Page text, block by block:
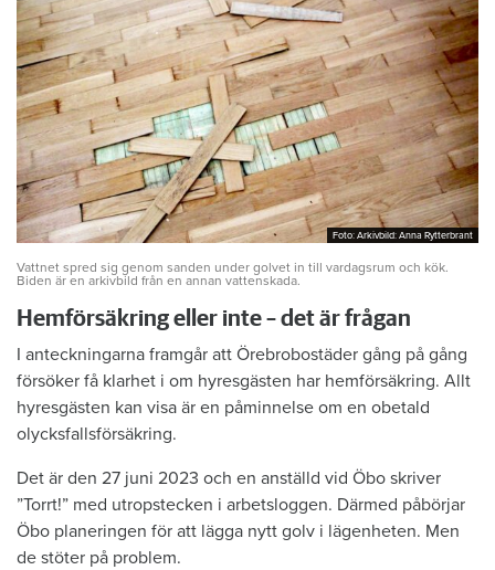
Foto: Arkivbild: Anna Rytterbrant
Foto: Arkivbild: Anna Rytterbrant
Vattnet spred sig genom sanden under golvet in till vardagsrum och kök.
Biden är en arkivbild från en annan vattenskada.
Hemförsäkring eller inte – det är frågan
I anteckningarna framgår att Örebrobostäder gång på gång
försöker få klarhet i om hyresgästen har hemförsäkring. Allt
hyresgästen kan visa är en påminnelse om en obetald
olycksfallsförsäkring.
Det är den 27 juni 2023 och en anställd vid Öbo skriver
”Torrt!” med utropstecken i arbetsloggen. Därmed påbörjar
Öbo planeringen för att lägga nytt golv i lägenheten. Men
de stöter på problem.